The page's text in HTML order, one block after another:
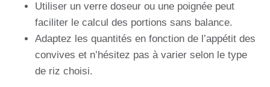
Utiliser un verre doseur ou une poignée peut
faciliter le calcul des portions sans balance.
Adaptez les quantités en fonction de l’appétit des
convives et n’hésitez pas à varier selon le type
de riz choisi.